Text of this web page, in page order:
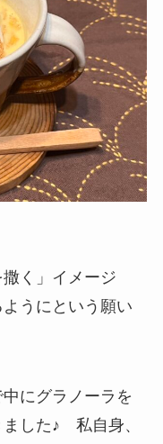
撒く」イメージ
うにという願い
にグラノーラを
した♪ 私自身、